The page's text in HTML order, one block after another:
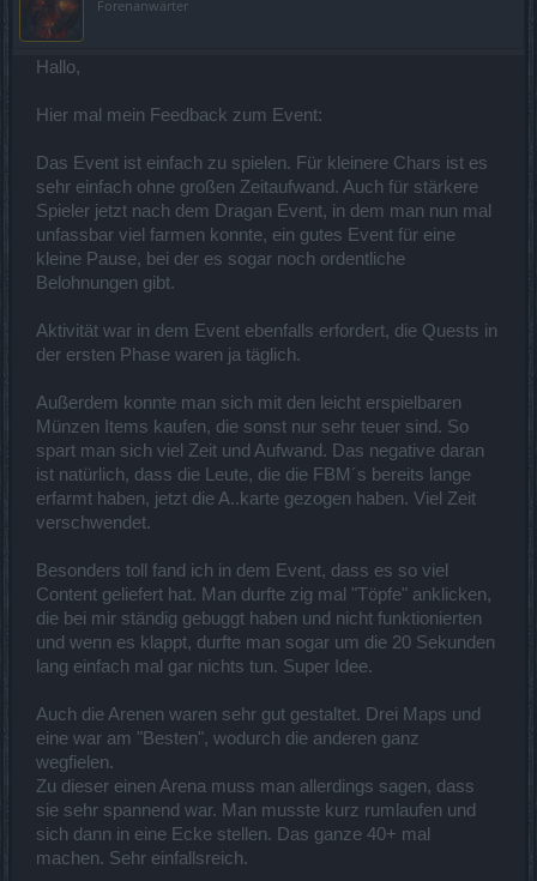
Forenanwärter
Hallo,
Hier mal mein Feedback zum Event:
Das Event ist einfach zu spielen. Für kleinere Chars ist es
sehr einfach ohne großen Zeitaufwand. Auch für stärkere
Spieler jetzt nach dem Dragan Event, in dem man nun mal
unfassbar viel farmen konnte, ein gutes Event für eine
kleine Pause, bei der es sogar noch ordentliche
Belohnungen gibt.
Aktivität war in dem Event ebenfalls erfordert, die Quests in
der ersten Phase waren ja täglich.
Außerdem konnte man sich mit den leicht erspielbaren
Münzen Items kaufen, die sonst nur sehr teuer sind. So
spart man sich viel Zeit und Aufwand. Das negative daran
ist natürlich, dass die Leute, die die FBM´s bereits lange
erfarmt haben, jetzt die A..karte gezogen haben. Viel Zeit
verschwendet.
Besonders toll fand ich in dem Event, dass es so viel
Content geliefert hat. Man durfte zig mal "Töpfe" anklicken,
die bei mir ständig gebuggt haben und nicht funktionierten
und wenn es klappt, durfte man sogar um die 20 Sekunden
lang einfach mal gar nichts tun. Super Idee.
Auch die Arenen waren sehr gut gestaltet. Drei Maps und
eine war am "Besten", wodurch die anderen ganz
wegfielen.
Zu dieser einen Arena muss man allerdings sagen, dass
sie sehr spannend war. Man musste kurz rumlaufen und
sich dann in eine Ecke stellen. Das ganze 40+ mal
machen. Sehr einfallsreich.